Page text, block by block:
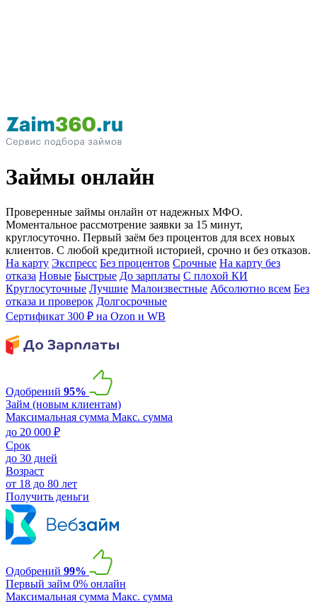
Займы онлайн
Проверенные займы онлайн от надежных МФО.
Моментальное рассмотрение заявки за 15 минут,
круглосуточно. Первый заём без процентов для всех новых
клиентов. С любой кредитной историей, срочно и без отказов.
На карту Экспресс Без процентов Срочные На карту без
отказа Новые Быстрые До зарплаты С плохой КИ
Круглосуточные Лучшие Малоизвестные Абсолютно всем Без
отказа и проверок Долгосрочные
Сертификат 300 ₽ на Ozon и WB
Одобрений 95%
Займ (новым клиентам)
Максимальная сумма Макс. сумма
до 20 000 ₽
Срок
до 30 дней
Возраст
от 18 до 80 лет
Получить деньги
Одобрений 99%
Первый займ 0% онлайн
Максимальная сумма Макс. сумма